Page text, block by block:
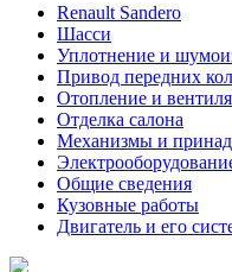
Renault Sandero
Шасси
Уплотнение и
Привод передних
Отопление и
Отделка салона
Механизмы и
Общие сведения
Кузовные работы
Двигатель и его